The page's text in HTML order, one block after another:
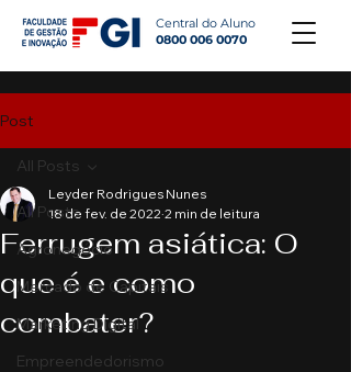
Central do Aluno
0800 006 0070
Post
All Posts
Agronegócio
Mercado de Capitais
Marketing Digital
Empreendedorismo
All Posts
Ferrugem asiática: O
que é e como
combater?
Leyder Rodrigues Nunes
18 de fev. de 2022 2 min de leitura